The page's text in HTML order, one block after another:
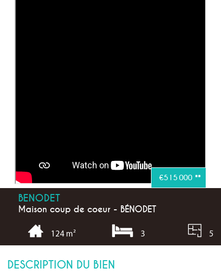
€515 000 **
BENODET
Maison coup de coeur - BÉNODET
124 m² 3 5
DESCRIPTION DU BIEN